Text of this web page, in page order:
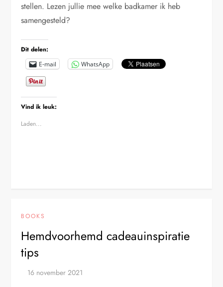
stellen. Lezen jullie mee welke badkamer ik heb
samengesteld?
Dit delen:
E-mail WhatsApp
Vind ik leuk:
Laden...
BOOKS
Hemdvoorhemd cadeauinspiratie
tips